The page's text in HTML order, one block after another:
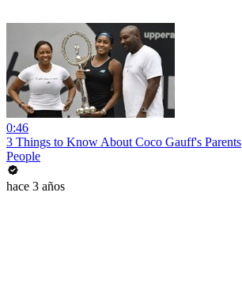
0:46
3 Things to Know About Coco Gauff's Parents
People
hace 3 años